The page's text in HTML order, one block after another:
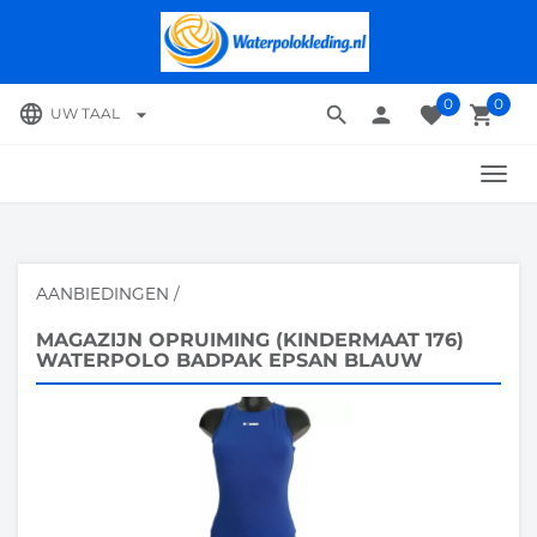
language UW TAAL arrow_drop_down local_grocery_store0
favorite0
search person
AANBIEDINGEN /
MAGAZIJN OPRUIMING (KINDERMAAT 176)
WATERPOLO BADPAK EPSAN BLAUW